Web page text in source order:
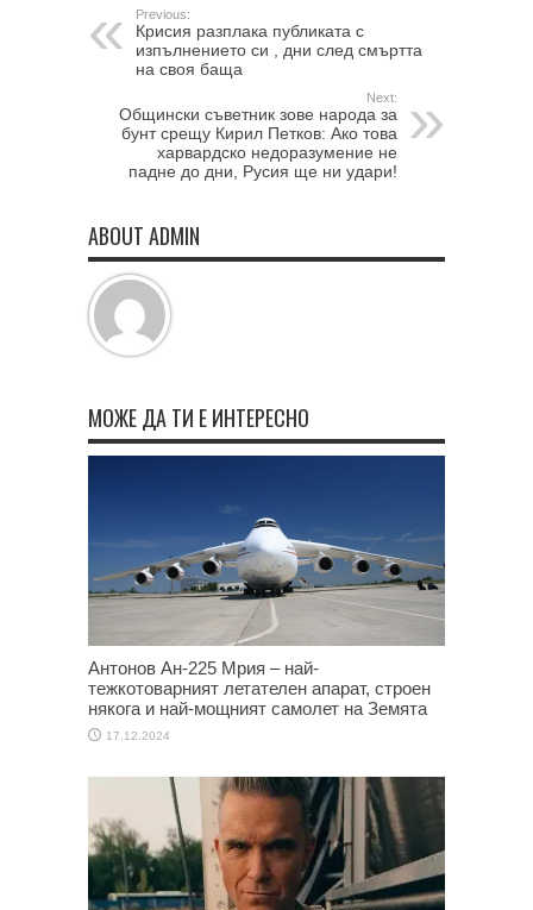
Previous:
Крисия разплака публиката с
изпълнението си , дни след смъртта
на своя баща
Next:
Общински съветник зове народа за
бунт срещу Кирил Петков: Ако това
харвардско недоразумение не
падне до дни, Русия ще ни удари!
ABOUT ADMIN
МОЖЕ ДА ТИ Е ИНТЕРЕСНО
Антонов Ан-225 Мрия – най-
тежкотоварният летателен апарат, строен
някога и най-мощният самолет на Земята
17.12.2024